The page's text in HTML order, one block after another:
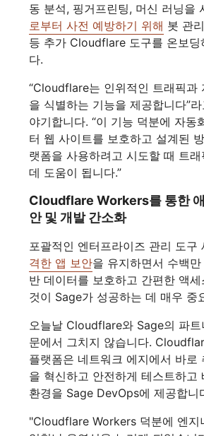
동 분석, 핑거프린팅, 머신 러닝을
로부터 사전 예방하기 위해 봇 관
등 추가 Cloudflare 도구를 온보딩
다.
“Cloudflare는 인위적인 트래픽과
을 식별하는 기능을 제공합니다”
야기합니다. “이 기능 덕분에 자동
터 웹 사이트를 보호하고 설계된
랫폼을 사용하려고 시도할 때 트
데 도움이 됩니다.”
Cloudflare Workers를 통한
안 및 개발 간소화
포괄적인 엔터프라이즈 관리 도구
격한 앱 보안을 유지하면서 수백
반 데이터를 보호하고 간편한 액
것이 Sage가 성공하는 데 매우 중
오늘날 Cloudflare와 Sage의 파트
문에서 그치지 않습니다.
플랫폼은 네트워크 에지에서 바로
을 혁신하고 안전하게 테스트하고
환경을 Sage DevOps에 제공합니
"Cloudflare Workers 덕분에 엔지